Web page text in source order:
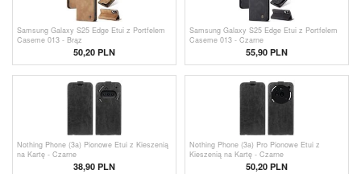
Samsung Galaxy S25 Edge Etui z Portfelem
Caseme 013 - Brąz
50,20 PLN
Samsung Galaxy S25 Edge Etui z Portfelem
Caseme 013 - Czarne
55,90 PLN
Nothing Phone (3a) Pionowe Etui z Kieszenią
na Kartę - Czarne
38,90 PLN
Nothing Phone (3a) Pro Pionowe Etui z
Kieszenią na Kartę - Czarne
50,20 PLN